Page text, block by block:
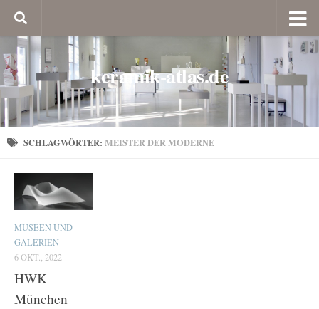
keramik-atlas.de
SCHLAGWÖRTER: MEISTER DER MODERNE
MUSEEN UND
GALERIEN
6 OKT., 2022
HWK
München